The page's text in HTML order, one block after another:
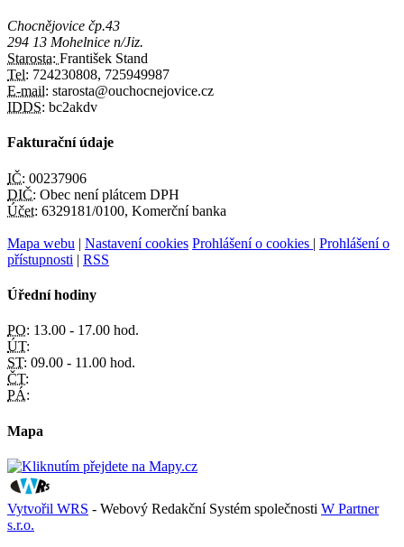
Chocnějovice čp.43
294 13 Mohelnice n/Jiz.
Starosta: František Stand
Tel: 724230808, 725949987
E-mail: starosta@ouchocnejovice.cz
IDDS: bc2akdv
Fakturační údaje
IČ: 00237906
DIČ: Obec není plátcem DPH
Účet: 6329181/0100, Komerční banka
Mapa webu | Nastavení cookies Prohlášení o cookies | Prohlášení o
přístupnosti | RSS
Úřední hodiny
PO: 13.00 - 17.00 hod.
ÚT:
ST: 09.00 - 11.00 hod.
ČT:
PÁ:
Mapa
Vytvořil WRS - Webový Redakční Systém společnosti W Partner
s.r.o.